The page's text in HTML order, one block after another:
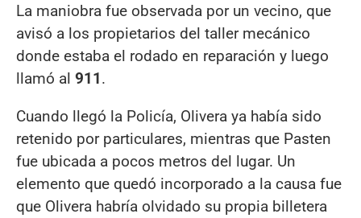
La maniobra fue observada por un vecino, que
avisó a los propietarios del taller mecánico
donde estaba el rodado en reparación y luego
llamó al 911.
Cuando llegó la Policía, Olivera ya había sido
retenido por particulares, mientras que Pasten
fue ubicada a pocos metros del lugar. Un
elemento que quedó incorporado a la causa fue
que Olivera habría olvidado su propia billetera